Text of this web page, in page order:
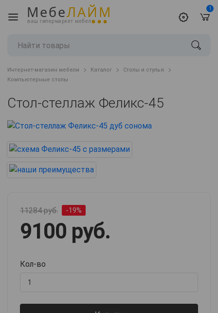
МебеЛАЙМ
ваш гипермаркет мебели
1
Интернет-магазин мебели Каталог
Столы и стулья
Компьютерные столы
Стол-стеллаж Феликс-45
11284 руб. -19%
9100 руб.
Кол-во